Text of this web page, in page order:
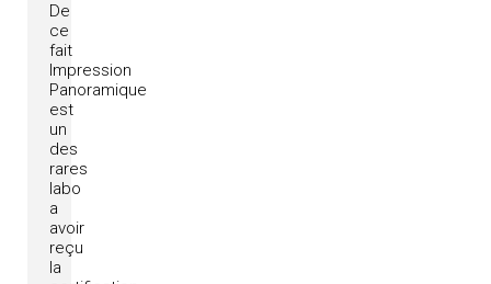
De
ce
fait
Impression
Panoramique
est
un
des
rares
labo
a
avoir
reçu
la